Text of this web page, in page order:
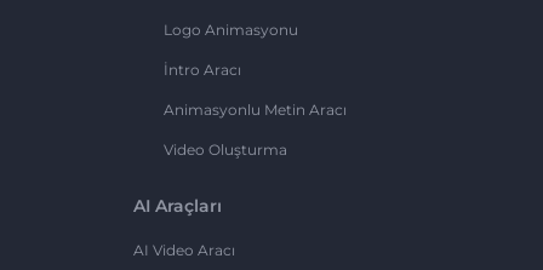
Logo Animasyonu
İntro Aracı
Animasyonlu Metin Aracı
Video Oluşturma
AI Araçları
AI Video Aracı